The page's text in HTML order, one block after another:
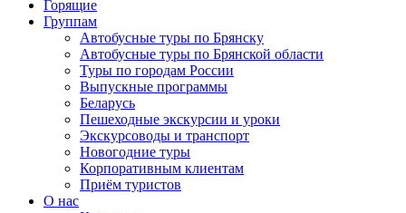
Горящие
Группам
Автобусные туры по Брянску
Автобусные туры по Брянской области
Туры по городам России
Выпускные программы
Беларусь
Пешеходные экскурсии и уроки
Экскурсоводы и транспорт
Новогодние туры
Корпоративным клиентам
Приём туристов
О нас